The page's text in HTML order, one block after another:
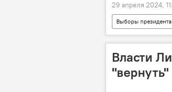
29 апреля 2024,
Выборы
Ремигиюс
Власти